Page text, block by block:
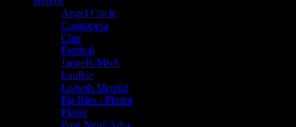
Angel Circle
Cassiopeia
Ciso
Festival
JanneK/MbA
LauRie
Lisbeth Merrild
Pia Ries / Pianta
Plaisir
Pont Neuf/Adia